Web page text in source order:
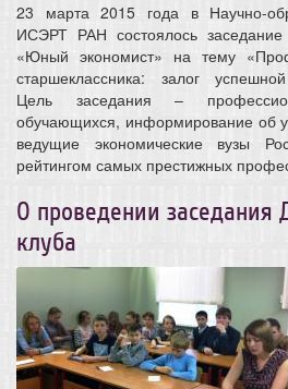
23 марта 2015 года в Научно-
ИСЭРТ РАН состоялось заседание
«Юный экономист» на тему
старшеклассника: залог
Цель заседания –
обучающихся, информирование об
ведущие экономические вузы
рейтингом самых престижных
О проведении заседания
клуба